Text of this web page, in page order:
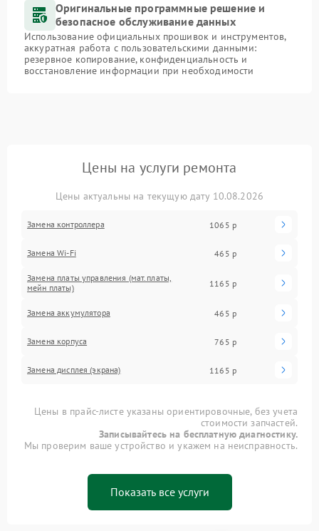
Оригинальные программные решение и
безопасное обслуживание данных
Использование официальных прошивок и инструментов,
аккуратная работа с пользовательскими данными:
резервное копирование, конфиденциальность и
восстановление информации при необходимости
Цены на услуги ремонта
Цены актуальны на текущую дату 10.08.2026
Замена контроллера 1065 р
Замена Wi-Fi 465 р
Замена платы управления (мат.платы,
мейн платы)
1165 р
Замена аккумулятора 465 р
Замена корпуса 765 р
Замена дисплея (экрана) 1165 р
Цены в прайс-листе указаны ориентировочные, без учета
стоимости запчастей.
Записывайтесь на бесплатную диагностику.
Мы проверим ваше устройство и укажем на неисправность.
Показать все услуги